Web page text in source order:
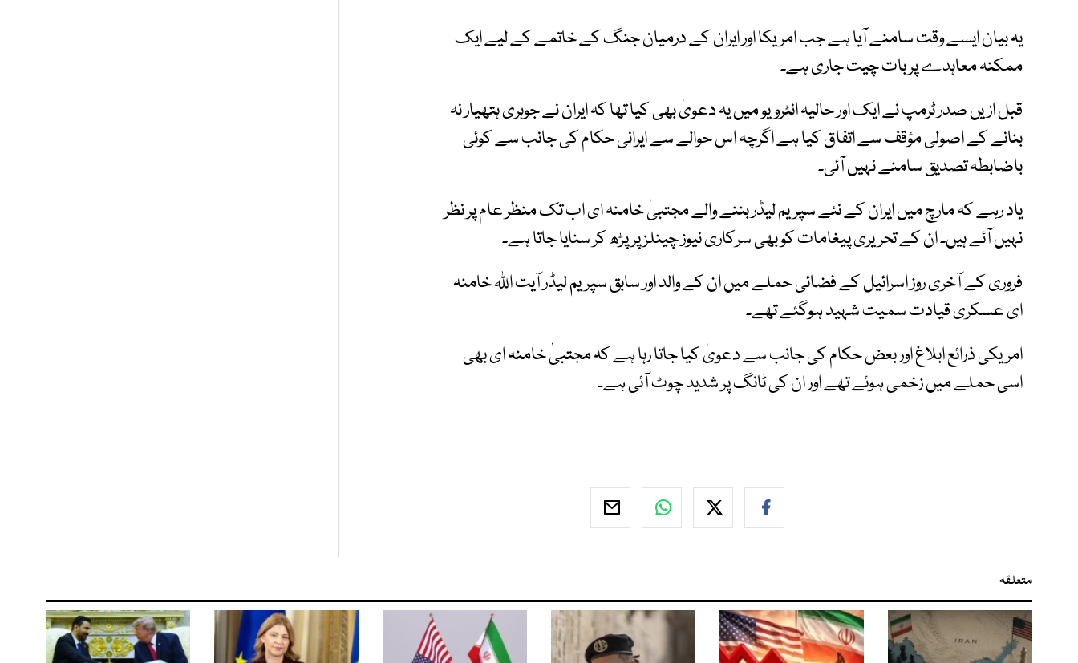
یہ بیان ایسے وقت سامنے آیا ہے جب امریکا اور ایران کے درمیان جنگ کے خاتمے کے لیے ایک
ممکنہ معاہدے پر بات چیت جاری ہے۔
قبل ازیں صدر ٹرمپ نے ایک اور حالیہ انٹرویو میں یہ دعویٰ بھی کیا تھا کہ ایران نے جوہری ہتھیار نہ
بنانے کے اصولی مؤقف سے اتفاق کیا ہے اگرچہ اس حوالے سے ایرانی حکام کی جانب سے کوئی
باضابطہ تصدیق سامنے نہیں آئی۔
یاد رہے کہ مارچ میں ایران کے نئے سپریم لیڈر بننے والے مجتبیٰ خامنہ ای اب تک منظر عام پر نظر
نہیں آئے ہیں۔ ان کے تحریری پیغامات کو بھی سرکاری نیوز چینلز پر پڑھ کر سنایا جاتا ہے۔
فروری کے آخری روز اسرائیل کے فضائی حملے میں ان کے والد اور سابق سپریم لیڈر آیت اللہ خامنہ
ای عسکری قیادت سمیت شہید ہوگئے تھے۔
امریکی ذرائع ابلاغ اور بعض حکام کی جانب سے دعویٰ کیا جاتا رہا ہے کہ مجتبیٰ خامنہ ای بھی
اسی حملے میں زخمی ہوئے تھے اور ان کی ٹانگ پر شدید چوٹ آئی ہے۔
متعلقہ